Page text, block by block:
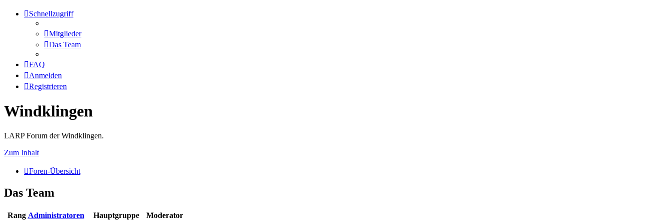
Schnellzugriff
Mitglieder
Das Team
FAQ
Anmelden
Registrieren
Windklingen
LARP Forum der Windklingen.
Zum Inhalt
Foren-Übersicht
Das Team
Rang Administratoren Hauptgruppe
Moderator